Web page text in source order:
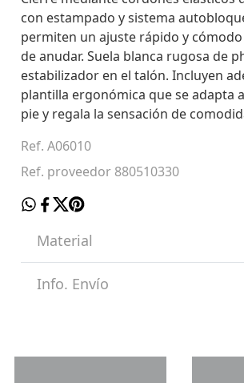
con estampado y sistema
permiten un ajuste rápido y
de anudar. Suela blanca rugosa de
estabilizador en el talón. Incluyen
plantilla ergonómica que se adapta
pie y regala la sensación de
Ref. A06010
Ref. proveedor 880510330
Material
Info. Envío